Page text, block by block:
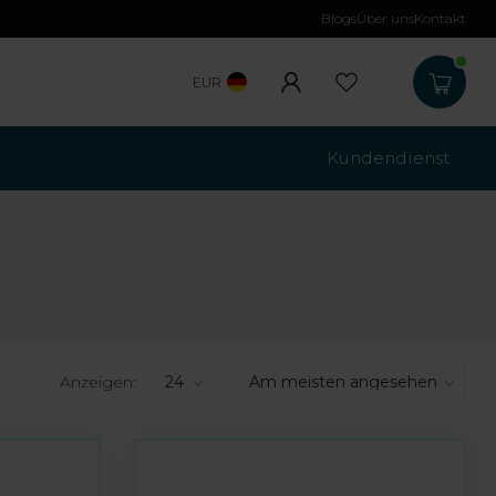
Kostenloser
BlogsÜber unsKontakt
EUR
Kundendienst
Anzeigen: